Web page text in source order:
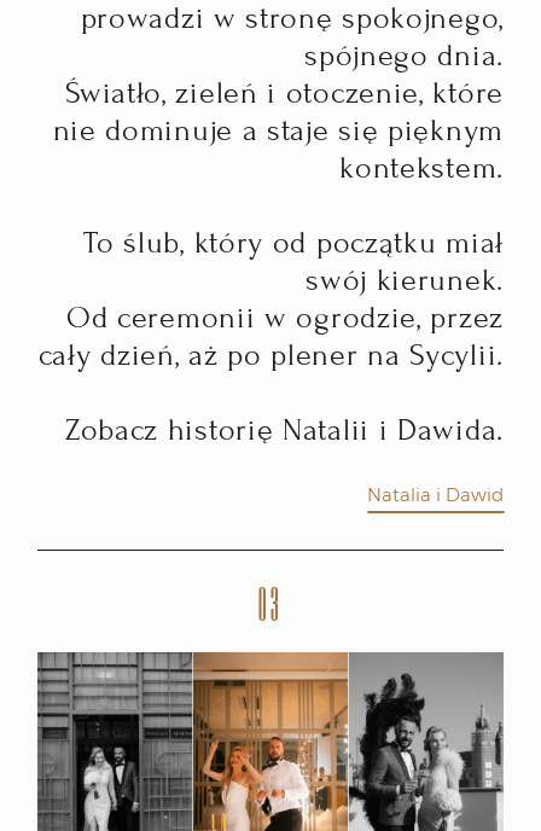
prowadzi w stronę spokojnego,
spójnego dnia.
Światło, zieleń i otoczenie, które
nie dominuje a staje się pięknym
kontekstem.
To ślub, który od początku miał
swój kierunek.
Od ceremonii w ogrodzie, przez
cały dzień, aż po plener na Sycylii.
Zobacz historię Natalii i Dawida.
Natalia i Dawid
03